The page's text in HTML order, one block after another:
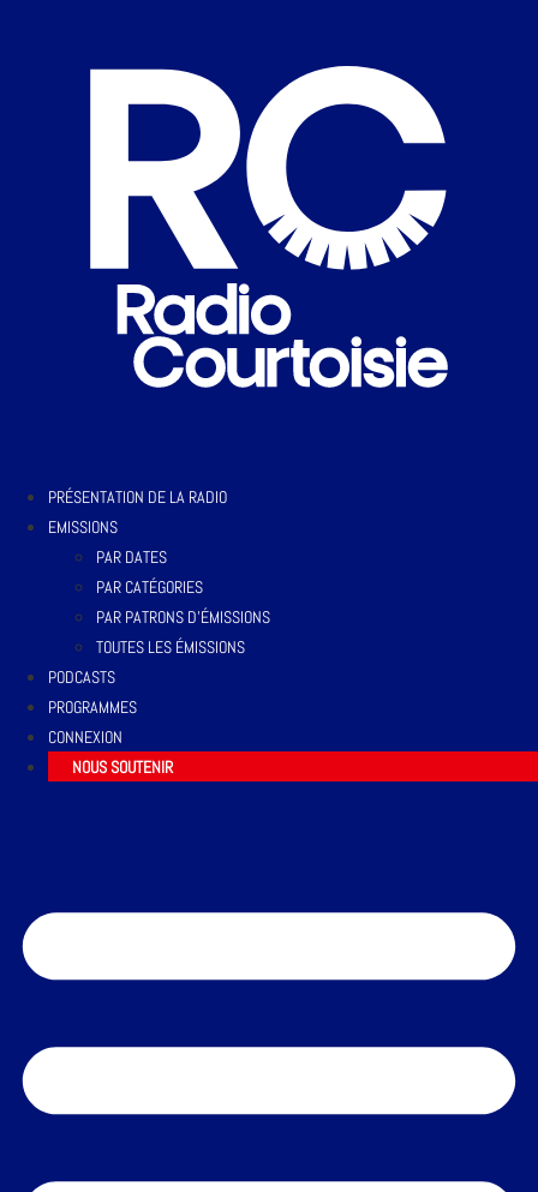
PRÉSENTATION DE LA RADIO
EMISSIONS
PAR DATES
PAR CATÉGORIES
PAR PATRONS D’ÉMISSIONS
TOUTES LES ÉMISSIONS
PODCASTS
PROGRAMMES
CONNEXION
NOUS SOUTENIR